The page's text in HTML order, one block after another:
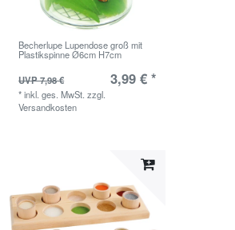
Becherlupe Lupendose groß mit
Plastikspinne Ø6cm H7cm
UVP 7,98 €
3,99 € *
*inkl. ges. MwSt. zzgl.
Versandkosten